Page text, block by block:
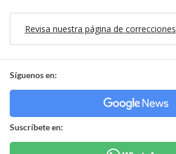
Revisa nuestra página de correcciones
Síguenos en:
Suscríbete en: